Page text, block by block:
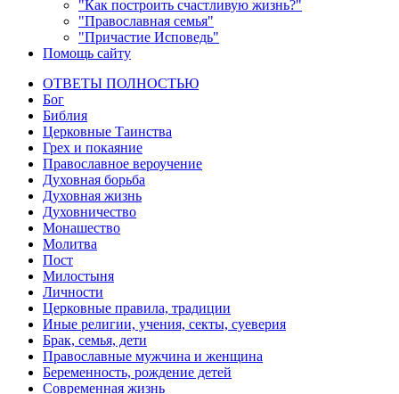
"Как построить счастливую жизнь?"
"Православная семья"
"Причастие Исповедь"
Помощь сайту
ОТВЕТЫ ПОЛНОСТЬЮ
Бог
Библия
Церковные Таинства
Грех и покаяние
Православное вероучение
Духовная борьба
Духовная жизнь
Духовничество
Монашество
Молитва
Пост
Милостыня
Личности
Церковные правила, традиции
Иные религии, учения, секты, суеверия
Брак, семья, дети
Православные мужчина и женщина
Беременность, рождение детей
Современная жизнь